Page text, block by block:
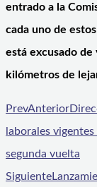
entrado a la
cada uno de
está excusado de
kilómetros de
PrevAnterior
laborales
segunda vuelta
Siguiente